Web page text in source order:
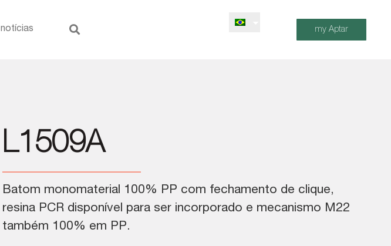
notícias my Aptar
L1509A
Batom monomaterial 100% PP com fechamento de clique,
resina PCR disponível para ser incorporado e mecanismo M22
também 100% em PP.